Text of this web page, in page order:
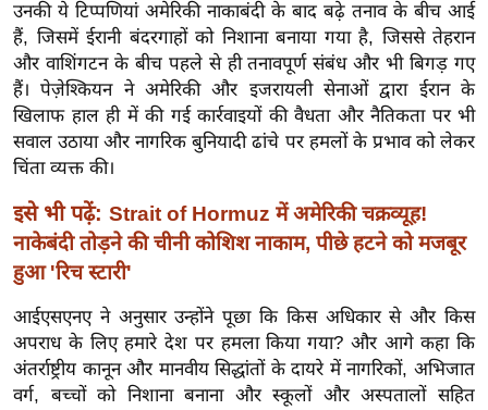
ख्सि
य
त
यं
ग
इं
या
सा
हि
त्य
ज
ग
त
उनकी ये टिप्पणियां अमेरिकी नाकाबंदी के बाद बढ़े तनाव के बीच आई
हैं, जिसमें ईरानी बंदरगाहों को निशाना बनाया गया है, जिससे तेहरान
और वाशिंगटन के बीच पहले से ही तनावपूर्ण संबंध और भी बिगड़ गए
हैं। पेज़ेश्कियन ने अमेरिकी और इजरायली सेनाओं द्वारा ईरान के
खिलाफ हाल ही में की गई कार्रवाइयों की वैधता और नैतिकता पर भी
सवाल उठाया और नागरिक बुनियादी ढांचे पर हमलों के प्रभाव को लेकर
चिंता व्यक्त की।
इसे भी पढ़ें: Strait of Hormuz में अमेरिकी चक्रव्यूह!
नाकेबंदी तोड़ने की चीनी कोशिश नाकाम, पीछे हटने को मजबूर
हुआ 'रिच स्टारी'
आईएसएनए ने अनुसार उन्होंने पूछा कि किस अधिकार से और किस
अपराध के लिए हमारे देश पर हमला किया गया? और आगे कहा कि
अंतर्राष्ट्रीय कानून और मानवीय सिद्धांतों के दायरे में नागरिकों, अभिजात
वर्ग, बच्चों को निशाना बनाना और स्कूलों और अस्पतालों सहित